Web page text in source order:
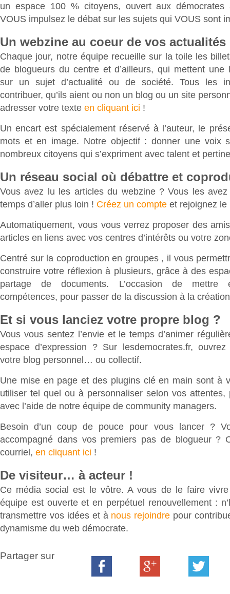
un espace 100 % citoyens, ouvert aux
VOUS impulsez le débat sur les sujets qui VOUS sont
Un webzine au coeur de vos actualités
Chaque jour, notre équipe recueille sur la toile les
de blogueurs du centre et d’ailleurs, qui mettent une
sur un sujet d’actualité ou de société. Tous les
contribuer, qu’ils aient ou non un blog ou un site
adresser votre texte en cliquant ici !
Un encart est spécialement réservé à l’auteur, le
mots et en image. Notre objectif : donner une voix
nombreux citoyens qui s’expriment avec talent et
Un réseau social où débattre et
Vous avez lu les articles du webzine ? Vous les
temps d’aller plus loin ! Créez un compte et rejoignez le
Automatiquement, vous vous verrez proposer des
articles en liens avec vos centres d’intérêts ou votre
Centré sur la coproduction en groupes , il vous
construire votre réflexion à plusieurs, grâce à des
partage de documents. L’occasion de mettre
compétences, pour passer de la discussion à la
Et si vous lanciez votre propre blog ?
Vous vous sentez l’envie et le temps d’animer
espace d’expression ? Sur lesdemocrates.fr,
votre blog personnel… ou collectif.
Une mise en page et des plugins clé en main sont à
utiliser tel quel ou à personnaliser selon vos attentes,
avec l’aide de notre équipe de community managers.
Besoin d’un coup de pouce pour vous lancer ?
accompagné dans vos premiers pas de blogueur ?
courriel, en cliquant ici !
De visiteur… à acteur !
Ce média social est le vôtre. A vous de le faire
équipe est ouverte et en perpétuel renouvellement :
transmettre vos idées et à nous rejoindre pour
dynamisme du web démocrate.
Partager sur